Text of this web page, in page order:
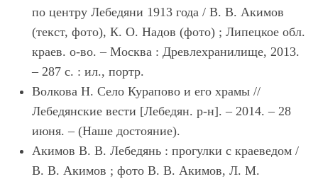
по центру Лебедяни 1913 года / В. В. Акимов
(текст, фото), К. О. Надов (фото) ; Липецкое обл.
краев. о-во. – Москва : Древлехранилище, 2013.
– 287 с. : ил., портр.
Волкова Н. Село Курапово и его храмы //
Лебедянские вести [Лебедян. р-н]. – 2014. – 28
июня. – (Наше достояние).
Акимов В. В. Лебедянь : прогулки с краеведом /
В. В. Акимов ; фото В. В. Акимов, Л. М.